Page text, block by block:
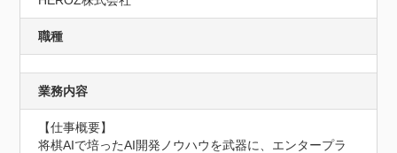
職種
業務内容
【仕事概要】
将棋AIで培ったAI開発ノウハウを武器に、エンタープラ